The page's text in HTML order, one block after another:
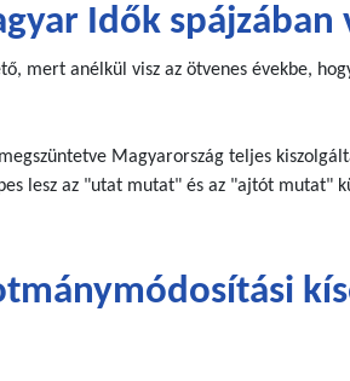
Idők spájzában
mert anélkül visz az ötvenes évekbe,
Magyarország teljes
lesz az "utat mutat" és az "ajtót mutat"